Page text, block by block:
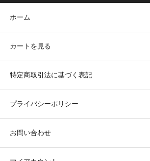
ホーム
カートを見る
特定商取引法に基づく表記
プライバシーポリシー
お問い合わせ